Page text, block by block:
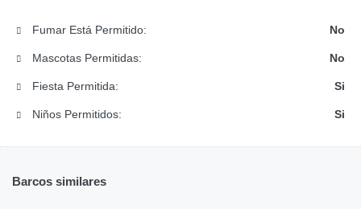
Fumar Está Permitido: No
Mascotas Permitidas: No
Fiesta Permitida: Si
Niños Permitidos: Si
Barcos similares